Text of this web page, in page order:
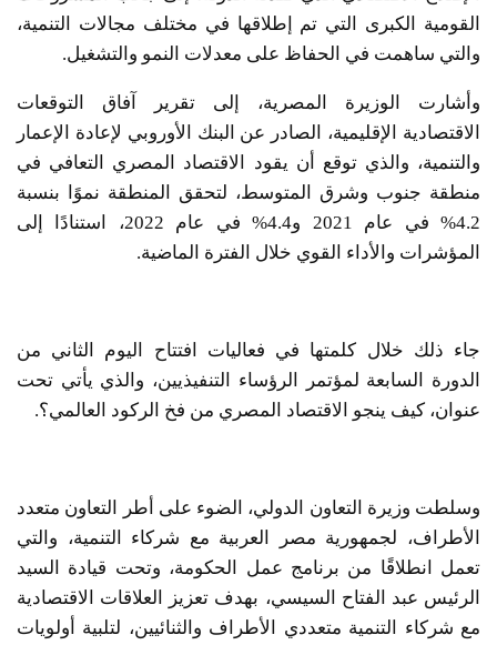
القومية الكبرى التي تم إطلاقها في مختلف مجالات التنمية،
والتي ساهمت في الحفاظ على معدلات النمو والتشغيل.
وأشارت الوزيرة المصرية، إلى تقرير آفاق التوقعات
الاقتصادية الإقليمية، الصادر عن البنك الأوروبي لإعادة الإعمار
والتنمية، والذي توقع أن يقود الاقتصاد المصري التعافي في
منطقة جنوب وشرق المتوسط، لتحقق المنطقة نموًا بنسبة
4.2% في عام 2021 و4.4% في عام 2022، استنادًا إلى
المؤشرات والأداء القوي خلال الفترة الماضية.
جاء ذلك خلال كلمتها في فعاليات افتتاح اليوم الثاني من
الدورة السابعة لمؤتمر الرؤساء التنفيذيين، والذي يأتي تحت
عنوان، كيف ينجو الاقتصاد المصري من فخ الركود العالمي؟.
وسلطت وزيرة التعاون الدولي، الضوء على أطر التعاون متعدد
الأطراف، لجمهورية مصر العربية مع شركاء التنمية، والتي
تعمل انطلاقًا من برنامج عمل الحكومة، وتحت قيادة السيد
الرئيس عبد الفتاح السيسي، بهدف تعزيز العلاقات الاقتصادية
مع شركاء التنمية متعددي الأطراف والثنائيين، لتلبية أولويات